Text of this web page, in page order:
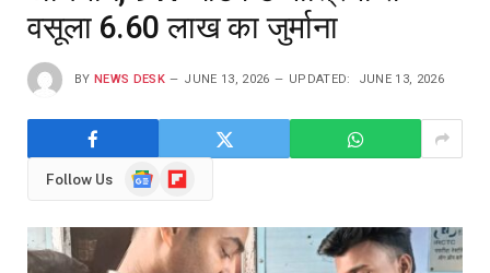
वसूला 6.60 लाख का जुर्माना
BY NEWS DESK JUNE 13, 2026 UPDATED: JUNE 13, 2026
Follow Us
GoogleFlipboard